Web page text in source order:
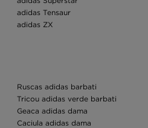
adidas Tensaur
adidas ZX
Ruscas adidas barbati
Tricou adidas verde barbati
Geaca adidas dama
Caciula adidas dama